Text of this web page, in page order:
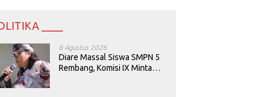
____
8 Agustus 2026
Diare Massal Siswa SMPN 5
Rembang, Komisi IX Minta